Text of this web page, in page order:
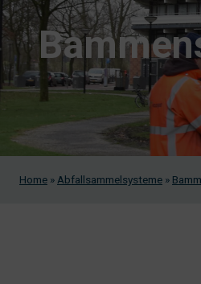
Home » Abfallsammelsysteme »